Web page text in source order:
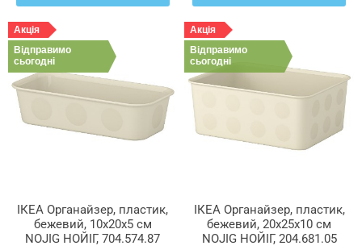
Акція
Відправимо
сьогодні
ІКЕА Органайзер, пластик,
бежевий, 10x20x5 см
NOJIG НОЙІГ, 704.574.87
Акція
Відправимо
сьогодні
ІКЕА Органайзер, пластик,
бежевий, 20x25x10 см
NOJIG НОЙІГ, 204.681.05